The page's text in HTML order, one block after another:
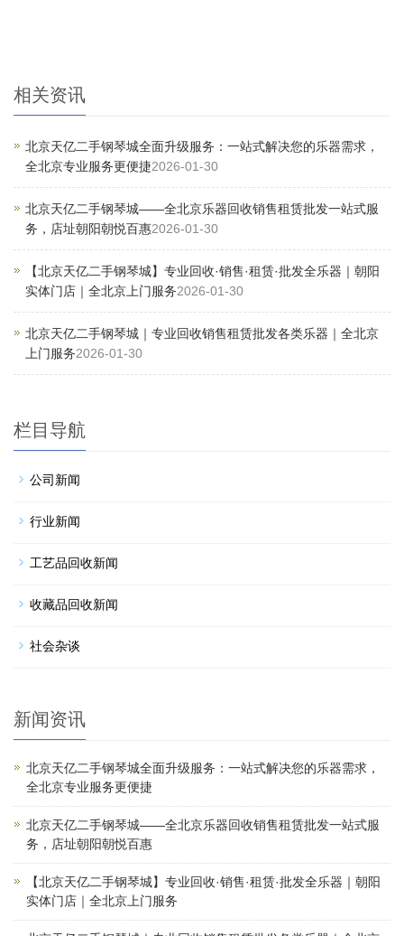
相关资讯
北京天亿二手钢琴城全面升级服务：一站式解决您的乐器需求，
全北京专业服务更便捷2026-01-30
北京天亿二手钢琴城——全北京乐器回收销售租赁批发一站式服
务，店址朝阳朝悦百惠2026-01-30
【北京天亿二手钢琴城】专业回收·销售·租赁·批发全乐器｜朝阳
实体门店｜全北京上门服务2026-01-30
北京天亿二手钢琴城｜专业回收销售租赁批发各类乐器｜全北京
上门服务2026-01-30
栏目导航
公司新闻
行业新闻
工艺品回收新闻
收藏品回收新闻
社会杂谈
新闻资讯
北京天亿二手钢琴城全面升级服务：一站式解决您的乐器需求，
全北京专业服务更便捷
北京天亿二手钢琴城——全北京乐器回收销售租赁批发一站式服
务，店址朝阳朝悦百惠
【北京天亿二手钢琴城】专业回收·销售·租赁·批发全乐器｜朝阳
实体门店｜全北京上门服务